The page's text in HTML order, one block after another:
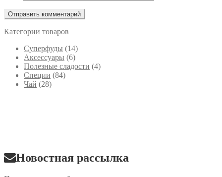
Категории товаров
Cуперфуды (14)
Аксессуары (6)
Полезные сладости (4)
Специи (84)
Чай (28)
Новостная рассылка